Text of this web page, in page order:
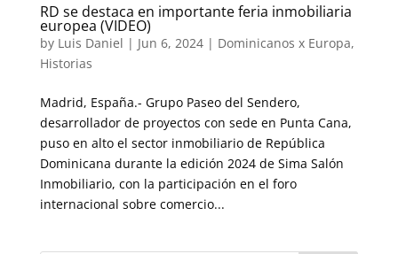
RD se destaca en importante feria inmobiliaria
europea (VIDEO)
by Luis Daniel | Jun 6, 2024| Dominicanos x Europa,
Historias
Madrid, España.- Grupo Paseo del Sendero,
desarrollador de proyectos con sede en Punta Cana,
puso en alto el sector inmobiliario de República
Dominicana durante la edición 2024 de Sima Salón
Inmobiliario, con la participación en el foro
internacional sobre comercio...